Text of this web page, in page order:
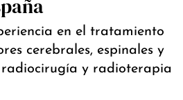
en el tratamiento
cerebrales, espinales y
y radioterapia